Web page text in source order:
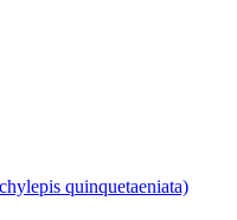
quinquetaeniata)